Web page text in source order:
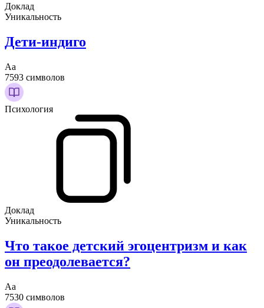
Доклад
Уникальность
Дети-индиго
Аа
7593 символов
Психология
Доклад
Уникальность
Что такое детский эгоцентризм и как
он преодолевается?
Аа
7530 символов